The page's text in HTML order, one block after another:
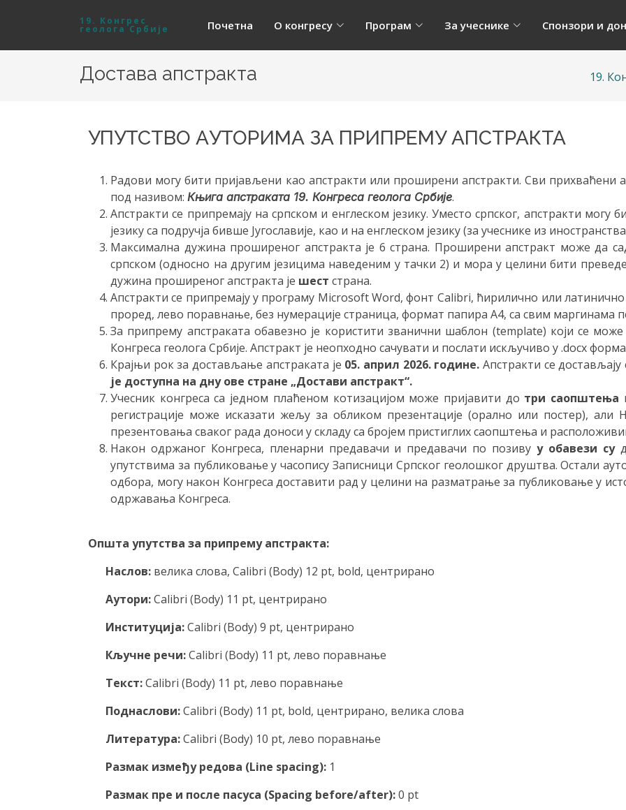
19. Конгрес
геолога Србије Почетна О конгресу Програм За учеснике Спонзори и
Достава апстракта 19.
УПУТСТВО АУТОРИМА ЗА ПРИПРЕМУ АПСТРАКТА
Радови могу бити пријављени као апстракти или проширени апстракти. Сви прихваћени
под називом: Књига апстраката 19. Конгреса геолога Србије.
Апстракти се припремају на српском и енглеском језику. Уместо српског, апстракти
језику са подручја бивше Југославије, као и на енглеском језику (за учеснике из
Максимална дужина проширеног апстракта је 6 страна. Проширени апстракт може да
српском (односно на другим језицима наведеним у тачки 2) и мора у целини бити
дужина проширеног апстракта је шест страна.
Апстракти се припремају у програму Microsoft Word, фонт Calibri, ћирилично или
проред, лево поравнање, без нумерације страница, формат папира A4, са свим маргинама
За припрему апстраката обавезно је користити званични шаблон (template) који се
Конгреса геолога Србије. Апстракт је неопходно сачувати и послати искључиво у .docx
Крајњи рок за достављање апстраката је 05. април 2026. године. Апстракти се
је доступна на дну ове стране „Достави апстракт“.
Учесник конгреса са једном плаћеном котизацијом може пријавити до три саопштења
регистрације може исказати жељу за обликом презентације (орално или постер), али
презентовања сваког рада доноси у складу са бројем пристиглих саопштења и
Након одржаног Конгреса, пленарни предавачи и предавачи по позивуу обавези су
упутствима за публиковање у часопису Записници Српског геолошког друштва. Остали
одбора, могу након Конгреса доставити рад у целини на разматрање за публиковање у
одржавања Конгреса.
Општа упутства за припрему апстракта:
Наслов: велика слова, Calibri (Body) 12 pt, bold, центрирано
Аутори:Calibri (Body) 11 pt, центрирано
Институција:Calibri (Body) 9 pt, центрирано
Кључне речи:Calibri (Body) 11 pt, лево поравнање
Текст:Calibri (Body) 11 pt, лево поравнање
Поднаслови:Calibri (Body) 11 pt, bold, центрирано, велика слова
Литература:Calibri (Body) 10 pt, лево поравнање
Размак између редова (Line spacing): 1
Размак пре и после пасуса (Spacing before/after):0 pt